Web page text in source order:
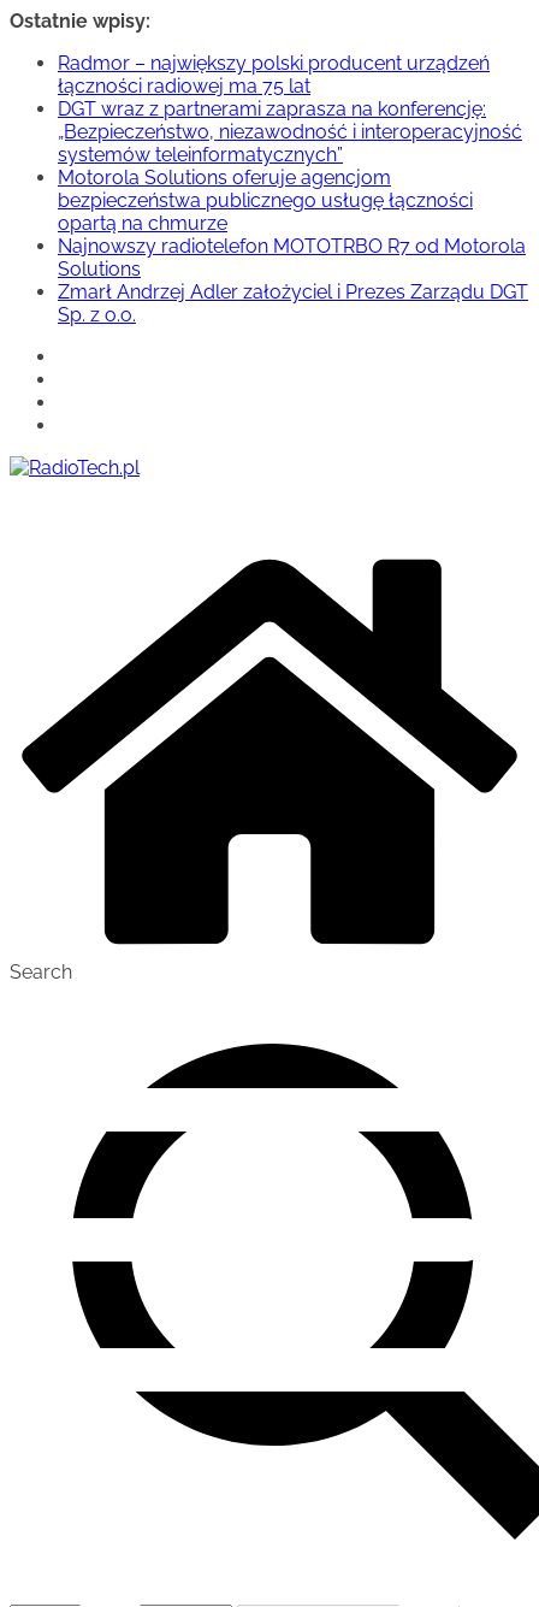
Przejdź
treści
Ostatnie wpisy:
Radmor – największy polski producent urządzeń
łączności radiowej ma 75 lat
DGT wraz z partnerami zaprasza na konferencję:
„Bezpieczeństwo, niezawodność i interoperacyjność
systemów teleinformatycznych”
Motorola Solutions oferuje agencjom
bezpieczeństwa publicznego usługę łączności
opartą na chmurze
Najnowszy radiotelefon MOTOTRBO R7 od Motorola
Solutions
Zmarł Andrzej Adler założyciel i Prezes Zarządu DGT
Sp. z o.o.
Search